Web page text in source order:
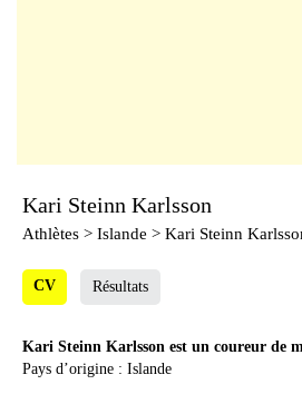
Kari Steinn Karlsson
Athlètes > Islande > Kari Steinn
CV Résultats
Kari Steinn Karlsson est un coureur de
Pays d’origine : Islande